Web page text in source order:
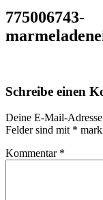
775006743-
Schreibe einen
Deine E-Mail-
Felder sind mit *
Kommentar *